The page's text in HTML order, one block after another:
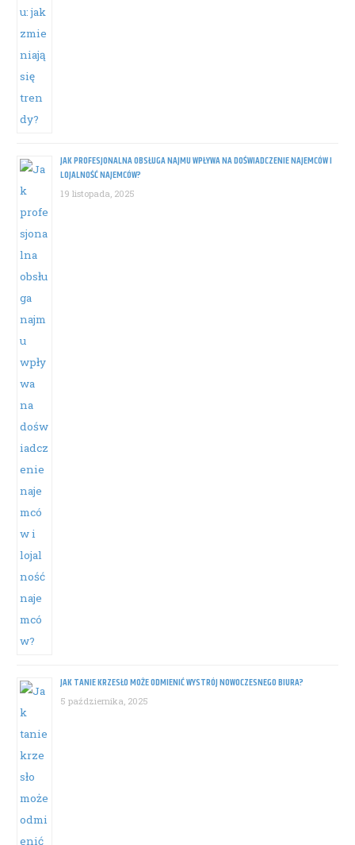
JAK PROFESJONALNA OBSŁUGA NAJMU WPŁYWA NA DOŚWIADCZENIE NAJEMCÓW I
LOJALNOŚĆ NAJEMCÓW?
19 listopada, 2025
JAK TANIE KRZESŁO MOŻE ODMIENIĆ WYSTRÓJ NOWOCZESNEGO BIURA?
5 października, 2025